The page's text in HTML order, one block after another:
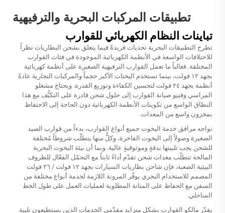
تطبيقات المركبات البحرية والترفيهية
تباينات النظام الكهربائي للقوارب
تطرح التطبيقات البحرية تحديات فريدةً فيما يتعلق بشحن البطاريات نظراً
للاختلافات الواسعة في الأنظمة الكهربائية الموجودة في فئات القوارب
المختلفة. فغالباً ما تعمل القوارب الترفيهية الصغيرة على أنظمة كهربائية
بجهد ١٢ فولت، بينما تستخدم اليختات الأكبر حجماً والمركبات التجارية عادةً
أنظمة بجهد ٢٤ فولت لتحسين الكفاءة وتوزيع القدرة. ويحتاج مشغلو
المراسي وفنيو صيانة القوارب إلى حلول شحن قادرة على التكيُّف مع هذا
النطاق الواسع من تكوينات الأنظمة الكهربائية دون الحاجة إلى الاحتفاظ
بمخزون واسع من المعدات.
تواجه مرافق خدمة اليخوت جميع أنواع القوارب، بدءاً من قوارب الصيد
الصغيرة وصولاً إلى اليخوت الفاخرة، وكلٌّ منها يتطلّب شروطاً مُختلفة
للشحن يجب تلبيتها بدقةٍ وموثوقيةٍ عالية. وبما أن بيئة اليخوت البحرية
المالحة تتطلّب معدات شحن تقدّم أداءً ثابتاً مع التحمّل الفعّال للظروف
البيئية الصعبة، فإن شاحن بطاريات السيارات بجهد ١٢ فولت / ٢٦ فولت
المصمم للاستخدام البحري يوفّر المرونة اللازمة لخدمة أنواع مختلفة من
السفن مع الحفاظ على المتانة المطلوبة لعمليات العمل على طول الخط
الساحلي.
يقدّر مالكو القوارب بشكل متزايد مقدّمي الخدمات الذين يستطيعون تلبية